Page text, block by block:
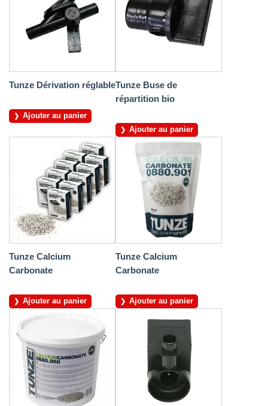
Tunze Dérivation réglable
Ajouter au panier
Tunze Buse de
répartition bio
Ajouter au panier
Tunze Calcium
Carbonate
Ajouter au panier
Tunze Calcium
Carbonate
Ajouter au panier